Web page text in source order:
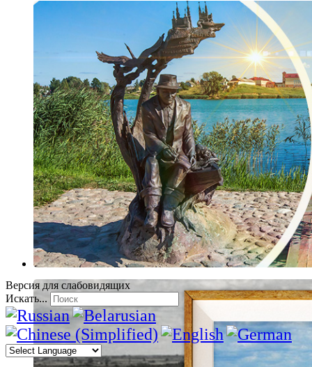
Версия для слабовидящих
Искать...